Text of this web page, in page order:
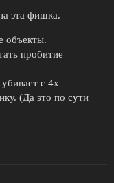
эта фишка.
объекты.
пробитие
с 4х
(Да это по сути